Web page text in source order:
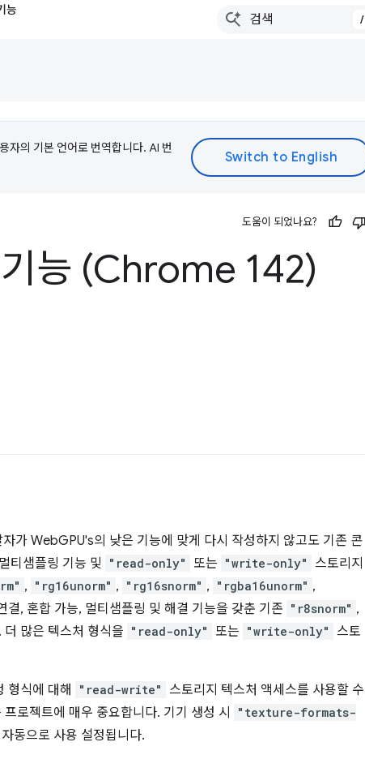
능
/
자의 기본 언어로 번역합니다. AI 번
도움이 되었나요?
능 (Chrome 142)
가 WebGPU's의 낮은 기능에 맞게 다시 작성하지 않고도 기존 콘
티샘플링 기능 및 "read-only" 또는 "write-only" 스토리지
, "rg16unorm" , "rg16snorm" , "rgba16unorm" ,
, 혼합 가능, 멀티샘플링 및 해결 기능을 갖춘 기존 "r8snorm" ,
많은 텍스처 형식을 "read-only" 또는 "write-only" 스토
형식에 대해 "read-write" 스토리지 텍스처 액세스를 사용할 수
로젝트에 매우 중요합니다. 기기 생성 시
"texture-formats-
동으로 사용 설정됩니다.